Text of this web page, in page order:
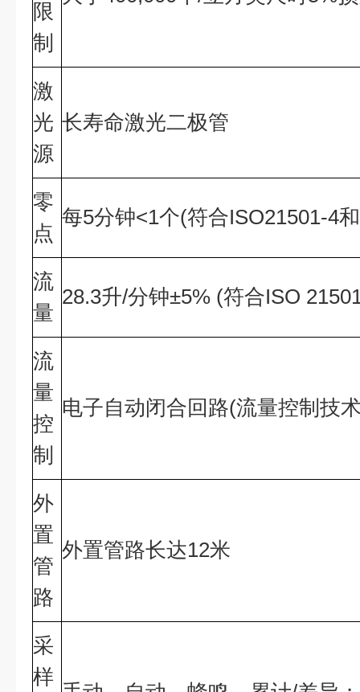
限
制
激
光
源
长寿命激光二极管
零
点
每5分钟<1个(符合ISO21501-4
流
量
28.3升/分钟±5% (符合ISO
流
量
控
制
电子自动闭合回路(流量控制技
外
置
管
路
外置管路长达12米
采
样